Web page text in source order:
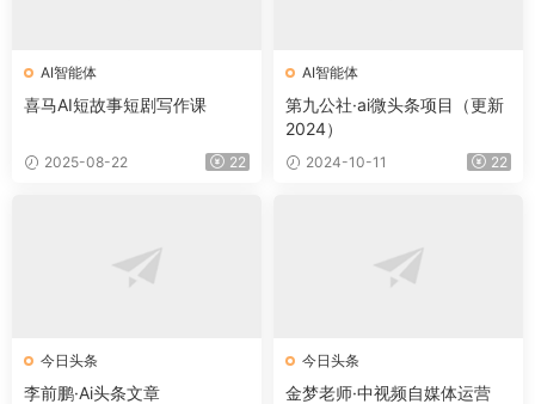
AI智能体
喜马AI短故事短剧写作课
2025-08-22 22
AI智能体
第九公社·ai微头条项目（更新
2024）
2024-10-11 22
今日头条
李前鹏·Ai头条文章
今日头条
金梦老师·中视频自媒体运营